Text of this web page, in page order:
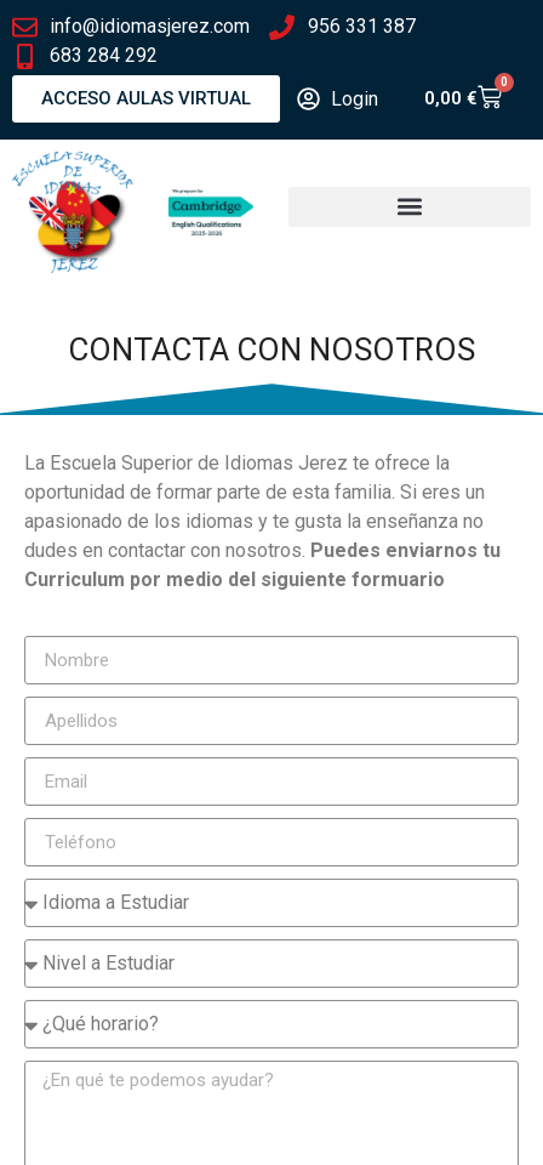
info@idiomasjerez.com
956 331 387
683 284 292
ACCESO AULAS VIRTUAL Login 0,00 €
0
CONTACTA CON NOSOTROS
La Escuela Superior de Idiomas Jerez te ofrece la
oportunidad de formar parte de esta familia. Si eres un
apasionado de los idiomas y te gusta la enseñanza no
dudes en contactar con nosotros. Puedes enviarnos tu
Curriculum por medio del siguiente formuario